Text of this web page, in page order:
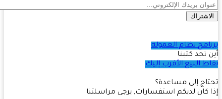
نظام العمولة
تجد كتبنا
البيع الأقرب إليك
إلى مساعدة؟
كان لديكم استفسارات, يرجى مراسلتنا